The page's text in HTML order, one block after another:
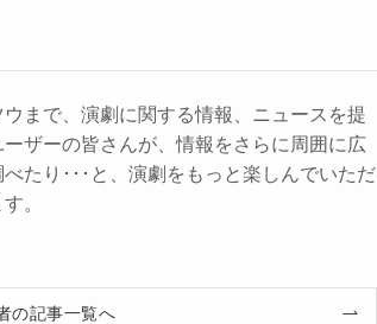
まで、演劇に関する情報、ニュースを提
ザーの皆さんが、情報をさらに周囲に広
たり･･･と、演劇をもっと楽しんでいただ
。
の記事一覧へ